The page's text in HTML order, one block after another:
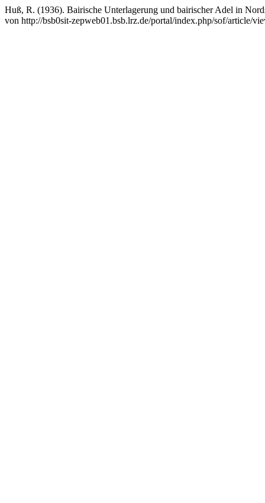
Huß, R. (1936). Bairische Unterlagerung und bairischer Adel in
von http://bsb0sit-zepweb01.bsb.lrz.de/portal/index.php/sof/article/